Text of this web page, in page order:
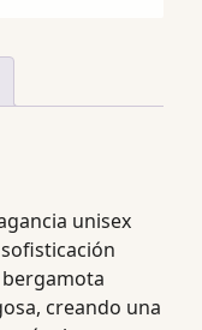
unisex
creando una